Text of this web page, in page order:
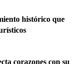
histórico que
corazones con su